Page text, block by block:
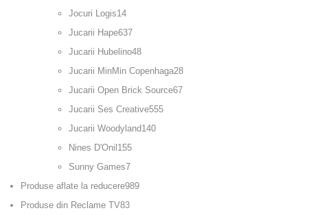
Jocuri Logis14
Jucarii Hape637
Jucarii Hubelino48
Jucarii MinMin Copenhaga28
Jucarii Open Brick Source67
Jucarii Ses Creative555
Jucarii Woodyland140
Nines D'Onil 155
Sunny Games7
Produse aflate la reducere989
Produse din Reclame TV83